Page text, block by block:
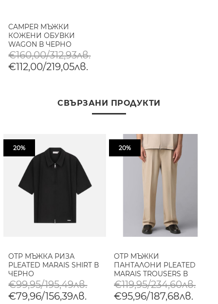
CAMPER МЪЖКИ
КОЖЕНИ ОБУВКИ
WAGON В ЧЕРНО
€160,00/312,93лв.
€112,00/219,05лв.
СВЪРЗАНИ ПРОДУКТИ
20%
OTP МЪЖКА РИЗА
PLEATED MARAIS SHIRT В
ЧЕРНО
€99,95/195,49лв.
€79,96/156,39лв.
20%
OTP МЪЖКИ
ПАНТАЛОНИ PLEATED
MARAIS TROUSERS В
ПЯСЪЧНО
€119,95/234,60лв.
€95,96/187,68лв.